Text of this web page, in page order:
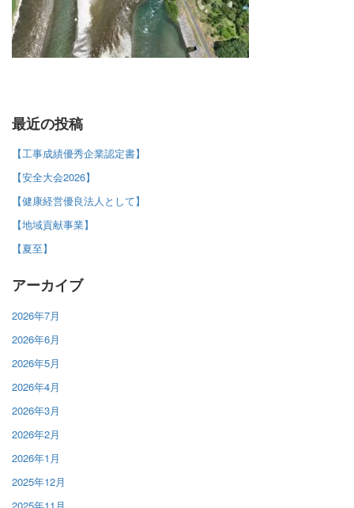
最近の投稿
【工事成績優秀企業認定書】
【安全大会2026】
【健康経営優良法人として】
【地域貢献事業】
【夏至】
アーカイブ
2026年7月
2026年6月
2026年5月
2026年4月
2026年3月
2026年2月
2026年1月
2025年12月
2025年11月